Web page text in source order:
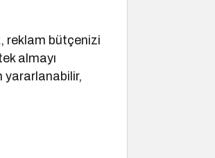
reklam bütçenizi
almayı
yararlanabilir,